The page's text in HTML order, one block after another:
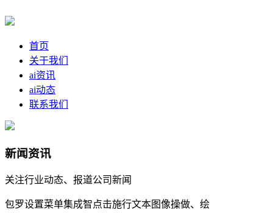
首页
关于我们
ai资讯
ai动态
联系我们
新闻资讯
关注行业动态、报道公司新闻
包罗设置菜单集成智点击施行文本图像操做、绘